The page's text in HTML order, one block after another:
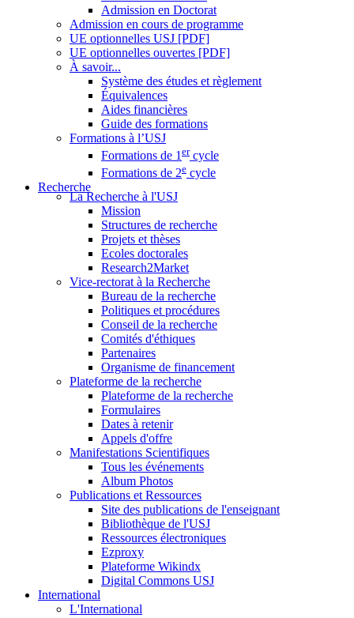
Admission en Doctorat
Admission en cours de programme
UE optionnelles USJ [PDF]
UE optionnelles ouvertes [PDF]
À savoir...
Système des études et règlement
Équivalences
Aides financières
Guide des formations
Formations à l’USJ
Formations de 1 ercycle
Formations de 2e cycle
Recherche
La Recherche à l'USJ
Mission
Structures de recherche
Projets et thèses
Ecoles doctorales
Research2Market
Vice-rectorat à la Recherche
Bureau de la recherche
Politiques et procédures
Conseil de la recherche
Comités d'éthiques
Partenaires
Organisme de financement
Plateforme de la recherche
Plateforme de la recherche
Formulaires
Dates à retenir
Appels d'offre
Manifestations Scientifiques
Tous les événements
Album Photos
Publications et Ressources
Site des publications de l'enseignant
Bibliothèque de l'USJ
Ressources électroniques
Ezproxy
Plateforme Wikindx
Digital Commons USJ
International
L'International